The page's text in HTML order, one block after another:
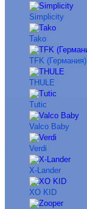
Simplicity
Tako
TFK (Германия)
THULE
Tutic
Valco Baby
Verdi
X-Lander
XO KID